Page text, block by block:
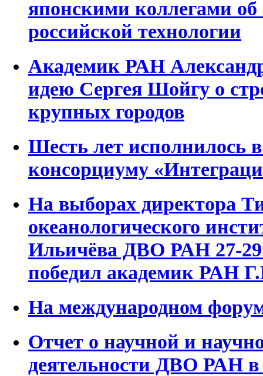
японскими коллегами об
российской технологии
Академик РАН
идею Сергея Шойгу о
крупных городов
Шесть лет исполнилось в
консорциуму
На выборах директора
океанологического
Ильичёва ДВО РАН 27-29
победил академик РАН
На международном
Отчет о научной и
деятельности ДВО РАН в